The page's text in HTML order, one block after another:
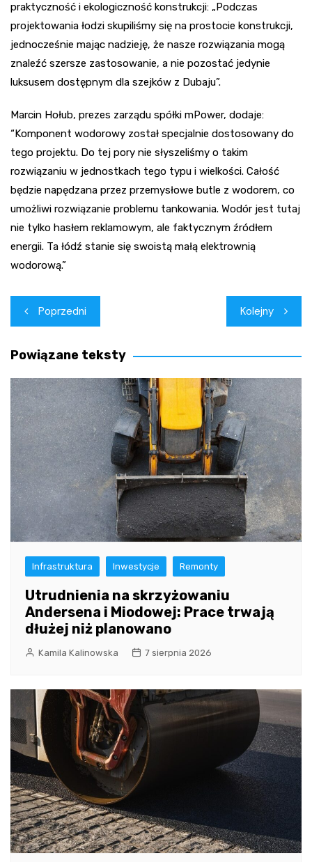
praktyczność i ekologiczność konstrukcji: „Podczas
projektowania łodzi skupiliśmy się na prostocie konstrukcji,
jednocześnie mając nadzieję, że nasze rozwiązania mogą
znaleźć szersze zastosowanie, a nie pozostać jedynie
luksusem dostępnym dla szejków z Dubaju”.
Marcin Hołub, prezes zarządu spółki mPower, dodaje:
“Komponent wodorowy został specjalnie dostosowany do
tego projektu. Do tej pory nie słyszeliśmy o takim
rozwiązaniu w jednostkach tego typu i wielkości. Całość
będzie napędzana przez przemysłowe butle z wodorem, co
umożliwi rozwiązanie problemu tankowania. Wodór jest tutaj
nie tylko hasłem reklamowym, ale faktycznym źródłem
energii. Ta łódź stanie się swoistą małą elektrownią
wodorową.”
Nawigacja
wpisu
Poprzedni Kolejny
Powiązane teksty
Infrastruktura Inwestycje Remonty
Utrudnienia na skrzyżowaniu
Andersena i Miodowej: Prace trwają
dłużej niż planowano
Kamila Kalinowska 7 sierpnia 2026